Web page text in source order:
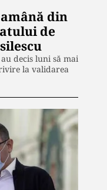
din
de
decis luni să mai
la validarea